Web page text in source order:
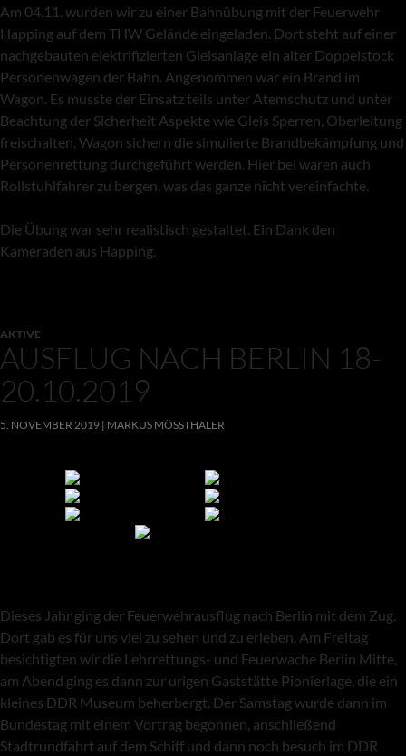
Am 04.11. wurden wir zu einer Bahnübung mit der Feuerwehr
Happing auf dem THW Gelände eingeladen. Dort steht auf einer
nachgebauten elektrifizierten Gleisanlage ein alter Doppelstock
Personenwagen der Bahn. Angenommen war ein Brand im
Wagon. Es musste der Einsatz teils unter Atemschutz und unter
Beachtung der Sicherheit Aspekte wie Gleis Sperren, Oberleitung
freischalten, Wagon sichern die simulierte Brandbekämpfung und
Personenrettung durchgeführt werden. Hier bei waren auch
Rollstuhlfahrer zu bergen, was das ganze nicht vereinfachte.
Die Übung war sehr realistisch gestaltet. Ein Dank den
Kameraden aus Happing.
AKTIVE
AUSFLUG NACH BERLIN 18-
20.10.2019
5. NOVEMBER 2019 MARKUS MÖSSTHALER
Dieses Jahr ging der Feuerwehrausflug nach Berlin mit dem Zug.
Dort gab es für uns viel zu sehen und zu erleben. Am Freitag
besichtigten wir die Lehrrettungs- und Feuerwache Berlin Mitte,
am Abend ging es dann zur urigen Gaststätte Pionierlage, die ein
kleines DDR Museum beherbergt. Der Samstag wurde dann im
Bundestag mit einem Vortrag begonnen, anschließend
Stadtrundfahrt auf dem Schiff und dann noch besuch im DDR